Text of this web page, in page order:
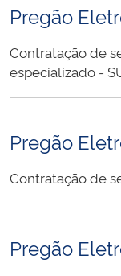
Pregão
Contratação de
especializado -
Pregão
Contratação de
Pregão